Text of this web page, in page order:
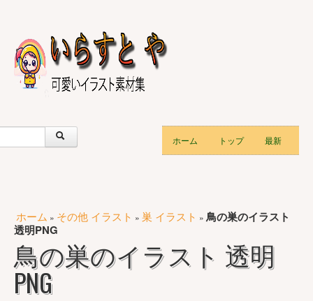
ホーム トップ 最新
ホーム » その他 イラスト » 巣 イラスト » 鳥の巣のイラスト
透明PNG
鳥の巣のイラスト 透明
PNG